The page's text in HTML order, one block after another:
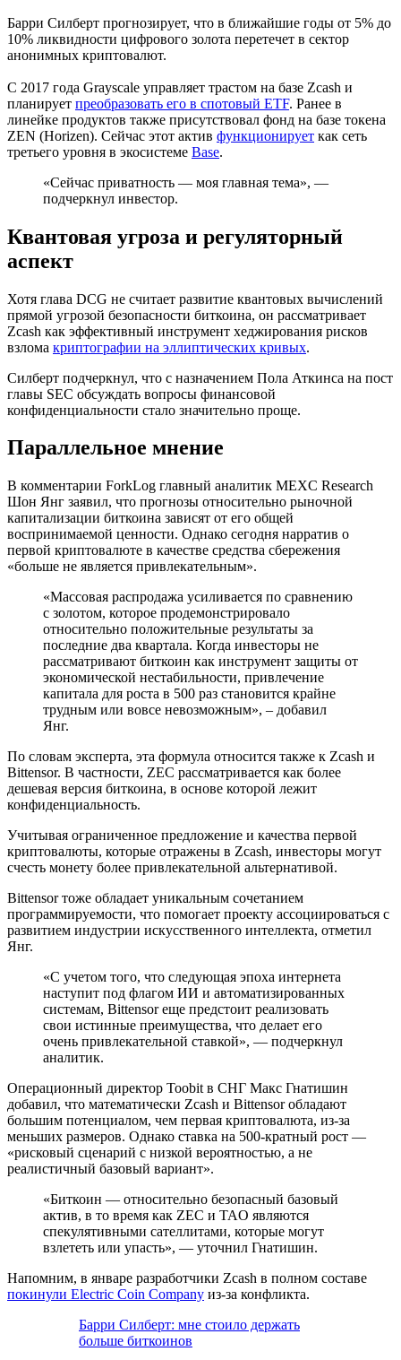
Барри Силберт прогнозирует, что в ближайшие годы от 5% до
10% ликвидности цифрового золота перетечет в сектор
анонимных криптовалют.
С 2017 года Grayscale управляет трастом на базе Zcash и
планирует преобразовать его в спотовый ETF. Ранее в
линейке продуктов также присутствовал фонд на базе токена
ZEN (Horizen). Сейчас этот актив функционирует как сеть
третьего уровня в экосистеме Base.
«Сейчас приватность — моя главная тема», —
подчеркнул инвестор.
Квантовая угроза и регуляторный
аспект
Хотя глава DCG не считает развитие квантовых вычислений
прямой угрозой безопасности биткоина, он рассматривает
Zcash как эффективный инструмент хеджирования рисков
взлома криптографии на эллиптических кривых.
Силберт подчеркнул, что с назначением Пола Аткинса на пост
главы SEC обсуждать вопросы финансовой
конфиденциальности стало значительно проще.
Параллельное мнение
В комментарии ForkLog главный аналитик MEXC Research
Шон Янг заявил, что прогнозы относительно рыночной
капитализации биткоина зависят от его общей
воспринимаемой ценности. Однако сегодня нарратив о
первой криптовалюте в качестве средства сбережения
«больше не является привлекательным».
«Массовая распродажа усиливается по сравнению
с золотом, которое продемонстрировало
относительно положительные результаты за
последние два квартала. Когда инвесторы не
рассматривают биткоин как инструмент защиты от
экономической нестабильности, привлечение
капитала для роста в 500 раз становится крайне
трудным или вовсе невозможным», – добавил
Янг.
По словам эксперта, эта формула относится также к Zcash и
Bittensor. В частности, ZEC рассматривается как более
дешевая версия биткоина, в основе которой лежит
конфиденциальность.
Учитывая ограниченное предложение и качества первой
криптовалюты, которые отражены в Zcash, инвесторы могут
счесть монету более привлекательной альтернативой.
Bittensor тоже обладает уникальным сочетанием
программируемости, что помогает проекту ассоциироваться с
развитием индустрии искусственного интеллекта, отметил
Янг.
«С учетом того, что следующая эпоха интернета
наступит под флагом ИИ и автоматизированных
системам, Bittensor еще предстоит реализовать
свои истинные преимущества, что делает его
очень привлекательной ставкой», — подчеркнул
аналитик.
Операционный директор Toobit в СНГ Макс Гнатишин
добавил, что математически Zcash и Bittensor обладают
большим потенциалом, чем первая криптовалюта, из-за
меньших размеров. Однако ставка на 500‑кратный рост —
«рисковый сценарий с низкой вероятностью, а не
реалистичный базовый вариант».
«Биткоин — относительно безопасный базовый
актив, в то время как ZEC и TAO являются
спекулятивными сателлитами, которые могут
взлететь или упасть», — уточнил Гнатишин.
Напомним, в январе разработчики Zcash в полном составе
покинули Electric Coin Company из-за конфликта.
Барри Силберт: мне стоило держать
больше биткоинов